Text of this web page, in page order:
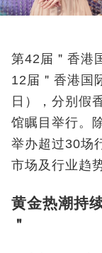
第42 届＂香港
12 届＂香港国
日），分别假
馆瞩目举行。
举办超过30场
市场及行业趋势
黄金热潮持
＂